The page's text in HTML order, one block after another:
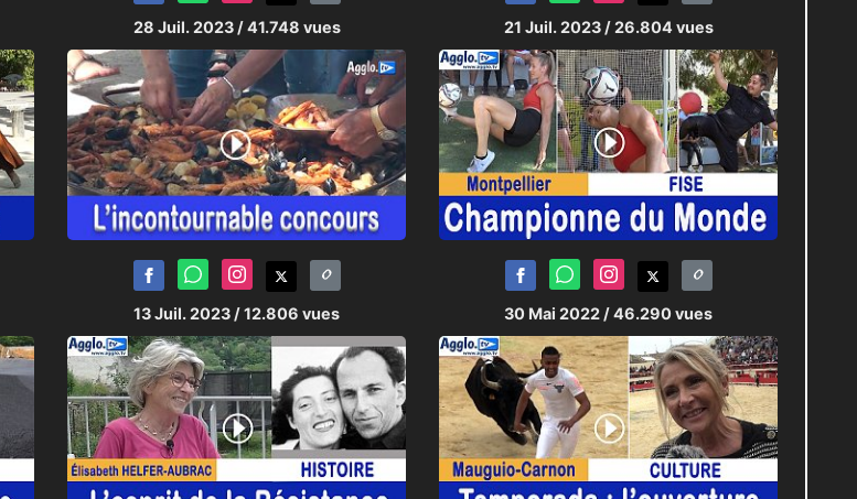
28 Juil. 2023 / 41.748 vues 21 Juil. 2023 / 26.804 vues
13 Juil. 2023 / 12.806 vues 30 Mai 2022 / 46.290 vues